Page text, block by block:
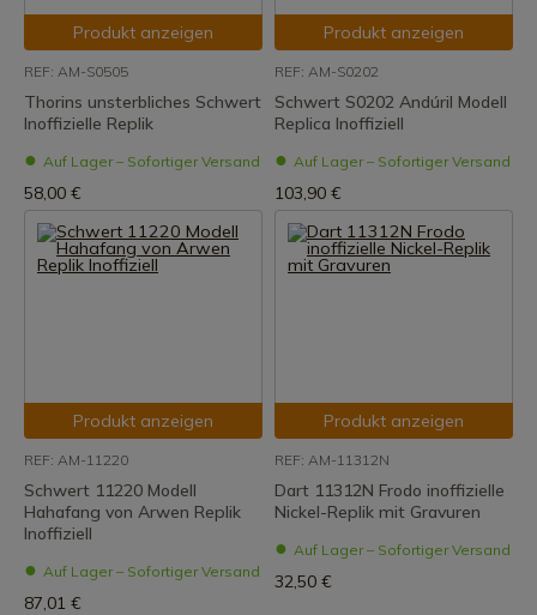
Produkt anzeigen
REF: AM-S0505
Thorins unsterbliches Schwert
Inoffizielle Replik
Auf Lager – Sofortiger Versand
58,00 €
Produkt anzeigen
REF: AM-S0202
Schwert S0202 Andúril Modell
Replica Inoffiziell
Auf Lager – Sofortiger Versand
103,90 €
Produkt anzeigen
REF: AM-11220
Schwert 11220 Modell
Hahafang von Arwen Replik
Inoffiziell
Auf Lager – Sofortiger Versand
87,01 €
Produkt anzeigen
REF: AM-11312N
Dart 11312N Frodo inoffizielle
Nickel-Replik mit Gravuren
Auf Lager – Sofortiger Versand
32,50 €